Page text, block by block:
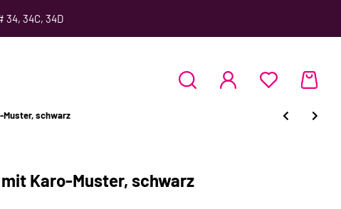
34, 34C, 34D
schwarz
Karo-Muster, schwarz